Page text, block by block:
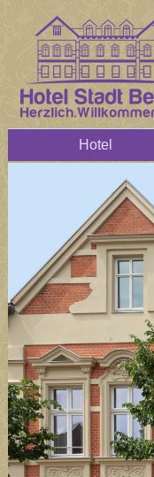
Hotel